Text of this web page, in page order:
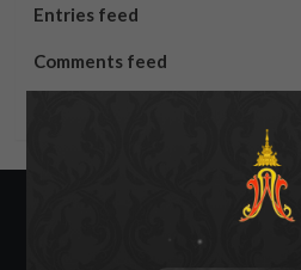
Entries feed
Comments feed